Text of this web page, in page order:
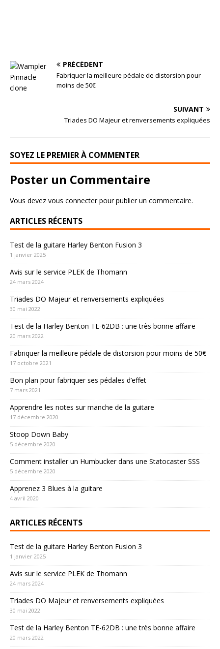
PRÉCÉDENT
Fabriquer la meilleure pédale de distorsion pour
moins de 50€
SUIVANT
Triades DO Majeur et renversements expliquées
SOYEZ LE PREMIER À COMMENTER
Poster un Commentaire
Vous devez vous connecterpour publier un commentaire.
ARTICLES RÉCENTS
Test de la guitare Harley Benton Fusion 3
1 janvier 2025
Avis sur le service PLEK de Thomann
24 mars 2024
Triades DO Majeur et renversements expliquées
30 mai 2022
Test de la Harley Benton TE-62DB : une très bonne affaire
20 mars 2022
Fabriquer la meilleure pédale de distorsion pour moins de 50€
17 octobre 2021
Bon plan pour fabriquer ses pédales d’effet
7 mars 2021
Apprendre les notes sur manche de la guitare
17 décembre 2020
Stoop Down Baby
5 décembre 2020
Comment installer un Humbucker dans une Statocaster SSS
5 décembre 2020
Apprenez 3 Blues à la guitare
4 avril 2020
ARTICLES RÉCENTS
Test de la guitare Harley Benton Fusion 3
1 janvier 2025
Avis sur le service PLEK de Thomann
24 mars 2024
Triades DO Majeur et renversements expliquées
30 mai 2022
Test de la Harley Benton TE-62DB : une très bonne affaire
20 mars 2022